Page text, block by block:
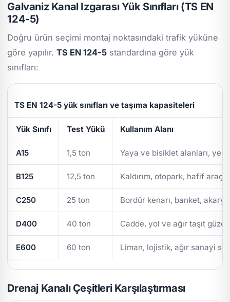
Galvaniz Kanal Izgarası Yük Sınıfları (TS EN
124-5)
Doğru ürün seçimi montaj noktasındaki trafik yüküne
göre yapılır.TS EN 124-5 standardına göre yük
sınıfları:
TS EN 124-5 yük sınıfları ve taşıma kapasiteleri
Yük Sınıfı Test Yükü Kullanım Alanı
A15 1,5 ton Yaya ve bisiklet alanları,
B125 12,5 ton Kaldırım, otopark, hafif araç
C250 25 ton Bordür kenarı, banket,
D400 40 ton Cadde, yol ve ağır taşıt
E600 60 ton Liman, lojistik, ağır sanayi
Drenaj Kanalı Çeşitleri Karşılaştırması